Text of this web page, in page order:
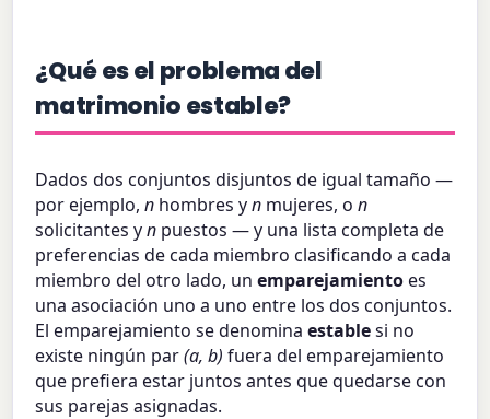
¿Qué es el problema del
matrimonio estable?
Dados dos conjuntos disjuntos de igual tamaño —
por ejemplo,n hombres yn mujeres, on
solicitantes yn puestos — y una lista completa de
preferencias de cada miembro clasificando a cada
miembro del otro lado, unemparejamientoes
una asociación uno a uno entre los dos conjuntos.
El emparejamiento se denominaestablesi no
existe ningún par(a, b) fuera del emparejamiento
que prefiera estar juntos antes que quedarse con
sus parejas asignadas.